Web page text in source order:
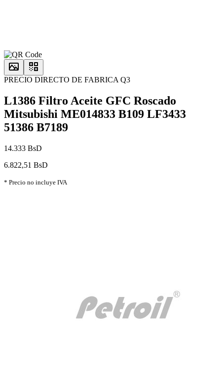
PRECIO DIRECTO DE FABRICA Q3
L1386 Filtro Aceite GFC Roscado
Mitsubishi ME014833 B109 LF3433
51386 B7189
14.333 BsD
6.822,51 BsD
* Precio no incluye IVA